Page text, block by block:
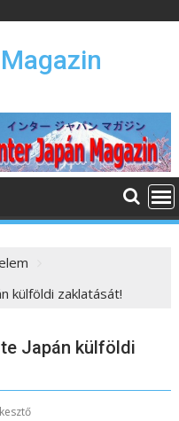
külföldi zaklatását!
Japán külföldi